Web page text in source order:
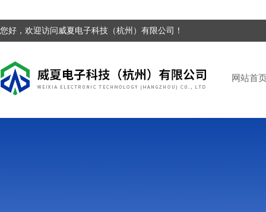
您好，欢迎访问威夏电子科技（杭州）有限公司！
网站首